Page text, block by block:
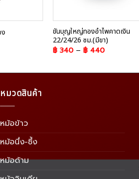
ขันบุญใหญ่ทองอำไพคาดเงิน
22/24/26 ซม.(มีขา)
฿340– ฿440
หมวดสินค้า
หม้อข้าว
หม้อนึ่ง-ซึ้ง
หม้อด้าม